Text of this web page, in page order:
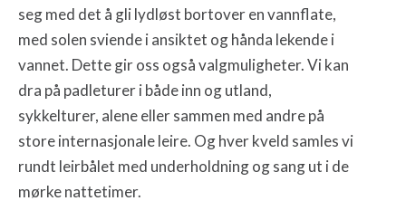
seg med det å gli lydløst bortover en vannflate,
med solen sviende i ansiktet og hånda lekende i
vannet. Dette gir oss også valgmuligheter. Vi kan
dra på padleturer i både inn og utland,
sykkelturer, alene eller sammen med andre på
store internasjonale leire. Og hver kveld samles vi
rundt leirbålet med underholdning og sang ut i de
mørke nattetimer.